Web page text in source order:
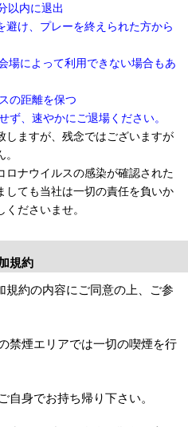
以内に退出
避け、プレーを終えられた方から
場によって利用できない場合もあ
の距離を保つ
ず、速やかにご退場ください。
しますが、残念ではございますが
ロナウイルスの感染が確認された
しても当社は一切の責任を負いか
ださいませ。
規約
規約の内容にご同意の上、ご参
禁煙エリアでは一切の喫煙を行
自身でお持ち帰り下さい。